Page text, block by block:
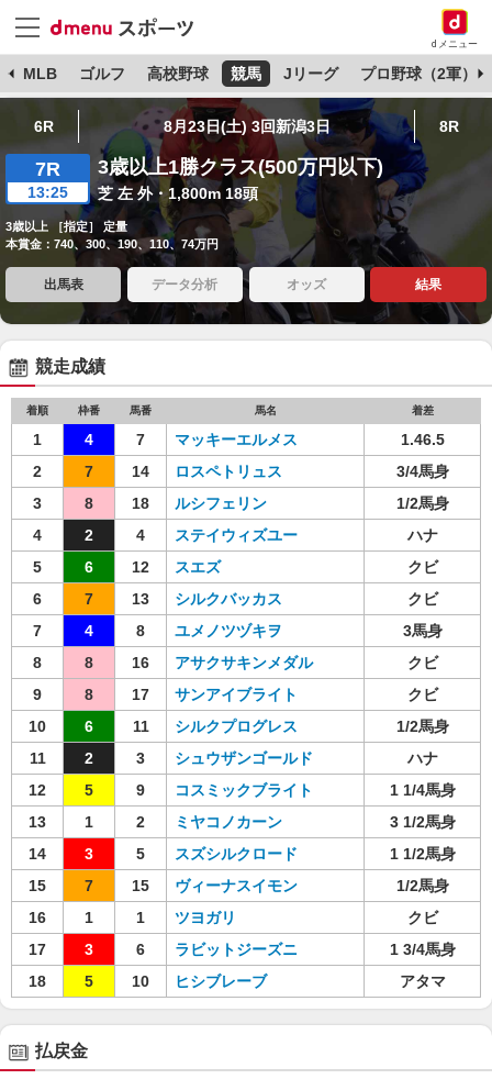
dメニュー
MLB ゴルフ 高校野球 競馬 Jリーグ プロ野球（2軍）
6R 8月23日(土) 3回新潟3日 8R
7R
13:25
3歳以上1勝クラス(500万円以下)
芝 左 外・1,800m 18頭
3歳以上 ［指定］ 定量
本賞金：740、300、190、110、74万円
出馬表 データ分析 オッズ 結果
競走成績
着順 枠番 馬番 馬名 着差
1 4 7 マッキーエルメス
1.46.5
2
7 14 ロスペトリュス
3/4馬身
3
8 18 ルシフェリン
1/2馬身
4
2 4 ステイウィズユー
ハナ
5
6 12 スエズ
クビ
6
7 13 シルクバッカス
クビ
7
4 8 ユメノツヅキヲ
3馬身
8
8 16 アサクサキンメダル
クビ
9
8 17 サンアイブライト
クビ
10
6 11 シルクプログレス
1/2馬身
11
2 3 シュウザンゴールド
ハナ
12
5 9 コスミックブライト
1 1/4馬身
13
1 2 ミヤコノカーン
3 1/2馬身
14
3 5 スズシルクロード
1 1/2馬身
15
7 15 ヴィーナスイモン
1/2馬身
16
1 1 ツヨガリ
クビ
17
3 6 ラビットジーズニ
1 3/4馬身
18
5 10 ヒシブレーブ アタマ
払戻金